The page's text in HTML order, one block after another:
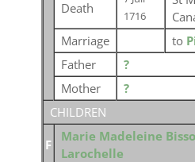
Death
1716
Marriage
to
Father
?
Mother
?
CHILDREN
F
Marie Madeleine
Larochelle